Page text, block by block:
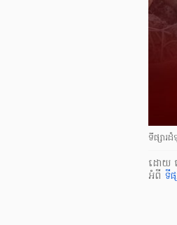
ទីផ្សារ
ដោយ
អំពី ទី